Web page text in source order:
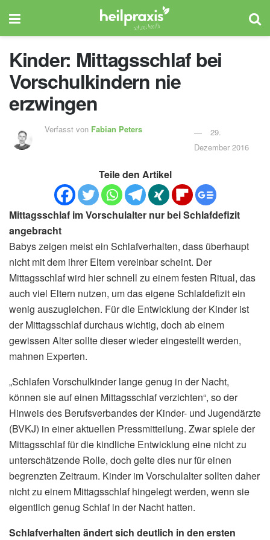
Kinder: Mittagsschlaf bei
Vorschulkindern nie
erzwingen
Verfasst von Fabian Peters
29.
Dezember 2016
Teile den Artikel
Mittagsschlaf im Vorschulalter nur bei Schlafdefizit
angebracht
Babys zeigen meist ein Schlafverhalten, dass überhaupt
nicht mit dem ihrer Eltern vereinbar scheint. Der
Mittagsschlaf wird hier schnell zu einem festen Ritual, das
auch viel Eltern nutzen, um das eigene Schlafdefizit ein
wenig auszugleichen. Für die Entwicklung der Kinder ist
der Mittagsschlaf durchaus wichtig, doch ab einem
gewissen Alter sollte dieser wieder eingestellt werden,
mahnen Experten.
„Schlafen Vorschulkinder lange genug in der Nacht,
können sie auf einen Mittagsschlaf verzichten“, so der
Hinweis des Berufsverbandes der Kinder- und Jugendärzte
(BVKJ) in einer aktuellen Pressmitteilung. Zwar spiele der
Mittagsschlaf für die kindliche Entwicklung eine nicht zu
unterschätzende Rolle, doch gelte dies nur für einen
begrenzten Zeitraum. Kinder im Vorschulalter sollten daher
nicht zu einem Mittagsschlaf hingelegt werden, wenn sie
eigentlich genug Schlaf in der Nacht hatten.
Schlafverhalten ändert sich deutlich in den ersten